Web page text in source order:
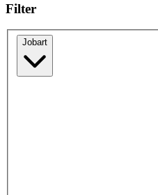
Filter
Jobart